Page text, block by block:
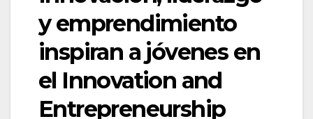
y emprendimiento
inspiran a jóvenes en
el Innovation and
Entrepreneurship